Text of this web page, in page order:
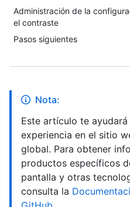
Administración de la
el contraste
Pasos siguientes
Nota:
Este artículo te
experiencia en el sitio
global. Para obtener
productos específicos
pantalla y otras
consulta la